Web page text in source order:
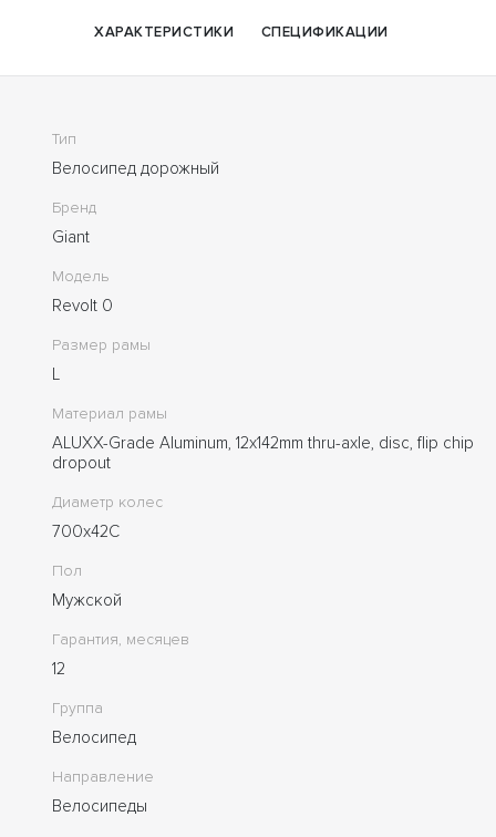
ХАРАКТЕРИСТИКИ СПЕЦИФИКАЦИИ
Тип
Велосипед дорожный
Бренд
Giant
Модель
Revolt 0
Размер рамы
L
Материал рамы
ALUXX-Grade Aluminum, 12x142mm thru-axle, disc, flip chip
dropout
Диаметр колес
700x42C
Пол
Мужской
Гарантия, месяцев
12
Группа
Велосипед
Направление
Велосипеды